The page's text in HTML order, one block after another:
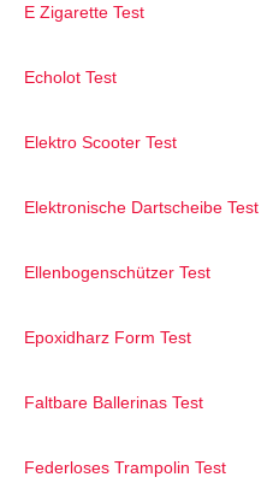
E Zigarette Test
Echolot Test
Elektro Scooter Test
Elektronische Dartscheibe Test
Ellenbogenschützer Test
Epoxidharz Form Test
Faltbare Ballerinas Test
Federloses Trampolin Test